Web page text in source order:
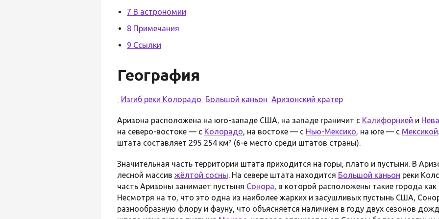
7 В астрономии
8 Примечания
9 Ссылки
География
Изгиб реки Колорадо Большой каньон Аризонский кратер
Аризона расположена на юго-западе США, на западе граничит с Калифорнией и
на северо-востоке — с Колорадо, на востоке — с Нью-Мексико, на юге — с Мексикой
штата составляет 295 254 км² (6-е место среди штатов страны).
Значительная часть территории штата приходится на горы, плато и пустыни. В
лесной массив жёлтой сосны. На севере штата находится Большой каньон реки
часть Аризоны занимает пустыня Сонора, в которой расположены такие города
Несмотря на то, что это одна из наиболее жарких и засушливых пустынь США,
разнообразную флору и фауну, что объясняется наличием в году двух сезонов